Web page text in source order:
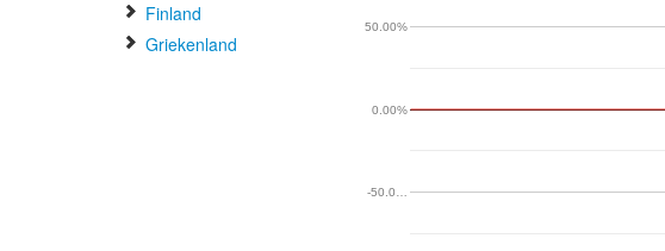
Finland
Griekenland
-50.0…
0.00%
50.00%